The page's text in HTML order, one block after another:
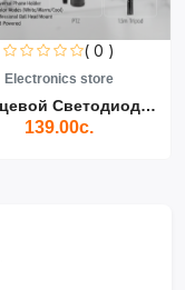
( 0 )
Electronics store
Кольцевой Светодиодный Св...
139.00с.